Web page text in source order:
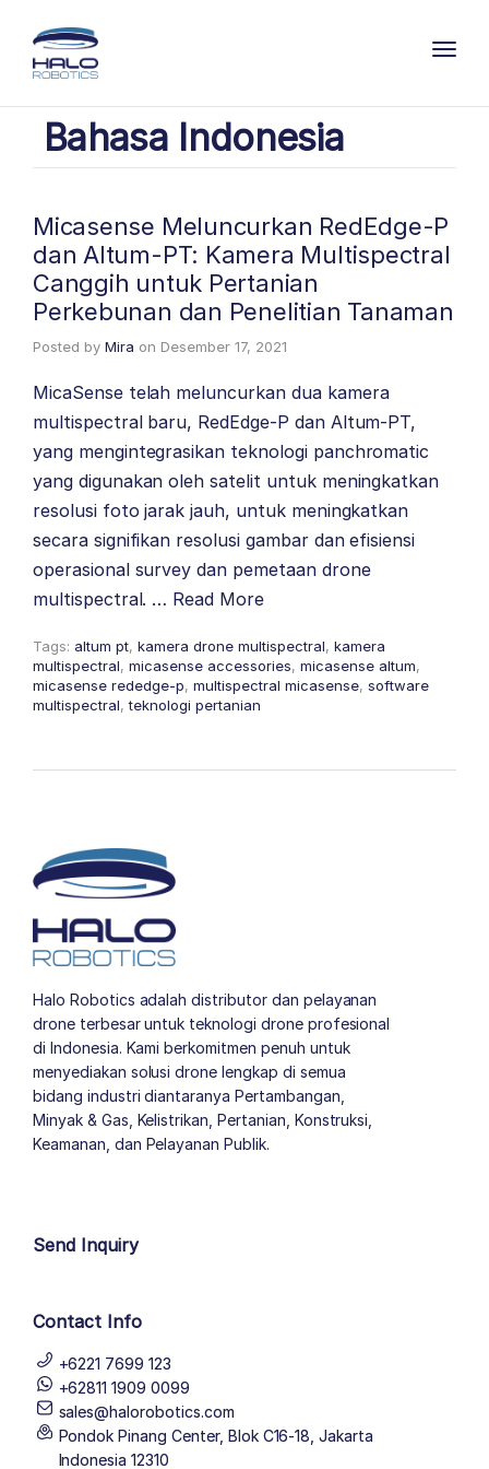
Bahasa Indonesia
Micasense Meluncurkan RedEdge-P
dan Altum-PT: Kamera Multispectral
Canggih untuk Pertanian
Perkebunan dan Penelitian Tanaman
Posted by Mira on Desember 17, 2021
MicaSense telah meluncurkan dua kamera
multispectral baru, RedEdge-P dan Altum-PT,
yang mengintegrasikan teknologi panchromatic
yang digunakan oleh satelit untuk meningkatkan
resolusi foto jarak jauh, untuk meningkatkan
secara signifikan resolusi gambar dan efisiensi
operasional survey dan pemetaan drone
multispectral. … Read More
Tags: altum pt, kamera drone multispectral, kamera
multispectral, micasense accessories, micasense altum,
micasense rededge-p, multispectral micasense, software
multispectral,teknologi pertanian
Halo Robotics adalah distributor dan pelayanan
drone terbesar untuk teknologi drone profesional
di Indonesia. Kami berkomitmen penuh untuk
menyediakan solusi drone lengkap di semua
bidang industri diantaranya Pertambangan,
Minyak & Gas, Kelistrikan, Pertanian, Konstruksi,
Keamanan, dan Pelayanan Publik.
Send Inquiry
Contact Info
+6221 7699 123
+62811 1909 0099
sales@halorobotics.com
Pondok Pinang Center, Blok C16-18, Jakarta
Indonesia 12310